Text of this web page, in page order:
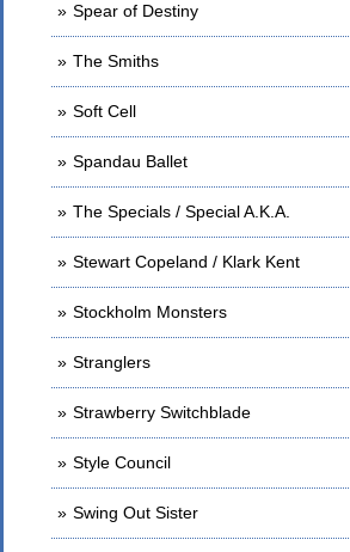
Spear of Destiny
The Smiths
Soft Cell
Spandau Ballet
The Specials / Special A.K.A.
Stewart Copeland / Klark Kent
Stockholm Monsters
Stranglers
Strawberry Switchblade
Style Council
Swing Out Sister